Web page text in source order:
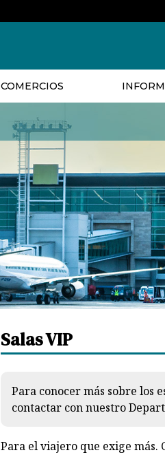
COMERCIOS
Salas VIP
Para conocer más sobre los
contactar con nuestro
Para el viajero que exige más.